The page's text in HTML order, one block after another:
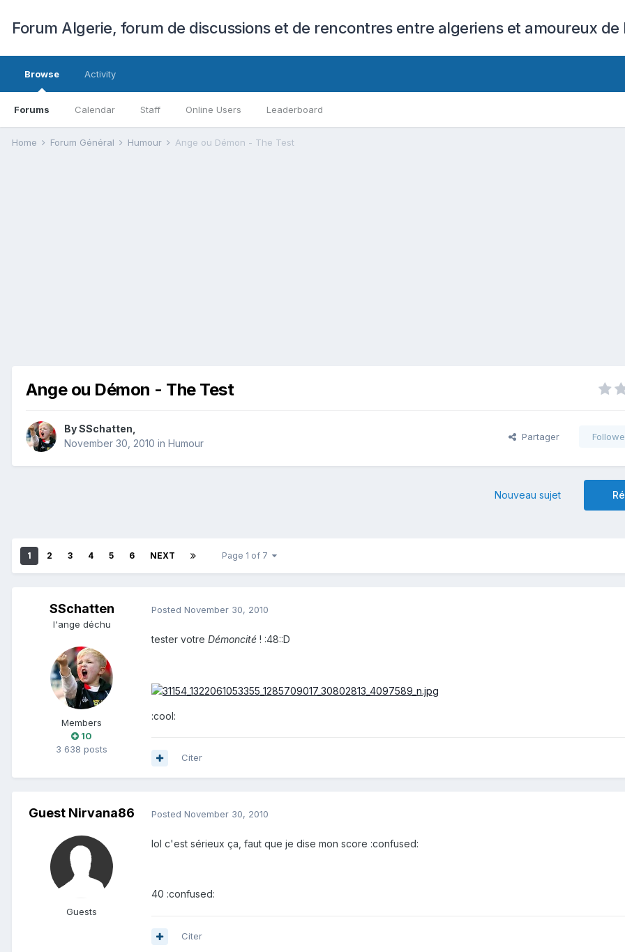
Forum Algerie, forum de discussions et de rencontres entre algeriens et amoureux de
Browse
Forums Calendar Staff Online Users Leaderboard
Activity
Home Forum Général Humour Ange ou Démon - The Test
Ange ou Démon - The Test
BySSchatten
November 30, 2010 in Humour
Partager
Nouveau sujet
1 2 3 4 5 6 NEXT Page 1 of 7
SSchatten
l'ange déchu
Members
10
3 638 posts
Posted November 30, 2010
tester votre Démoncité ! :48::D
:cool:
Citer
Guest Nirvana86
Guests
Posted November 30, 2010
lol c'est sérieux ça, faut que je dise mon score :confused:
40 :confused:
Citer